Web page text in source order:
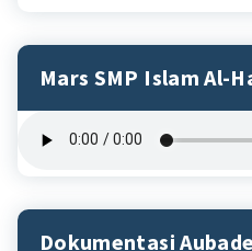
Mars SMP Islam Al-
Dokumentasi